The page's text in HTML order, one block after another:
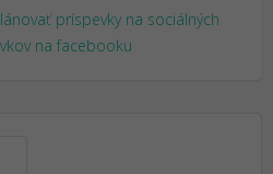
príspevky na sociálných
na facebooku